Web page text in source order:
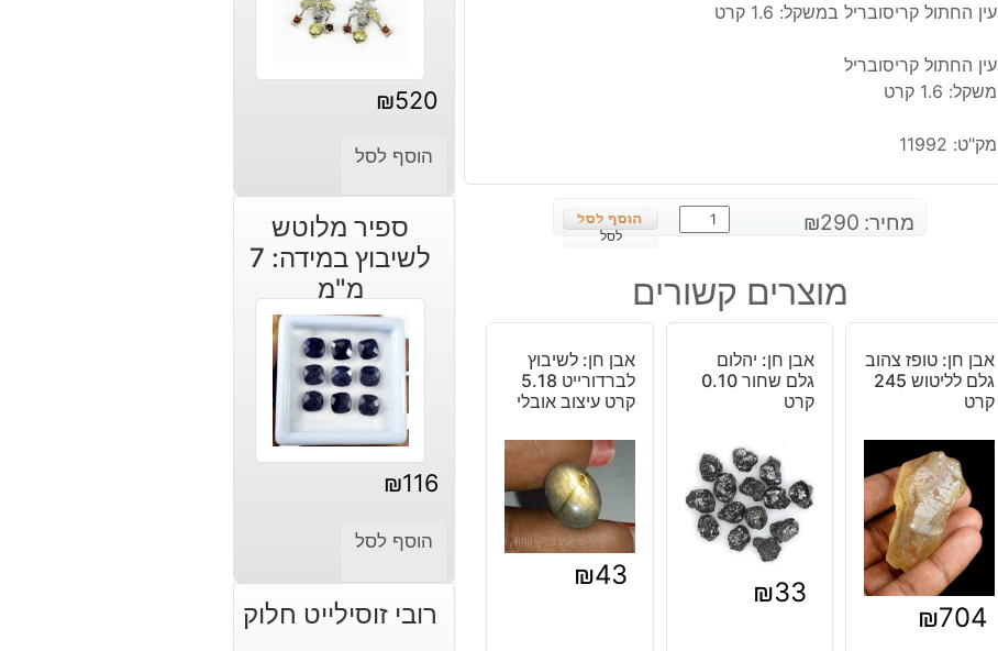
עין החתול קריסובריל במשקל: 1.6 קרט
עין החתול קריסובריל
משקל: 1.6 קרט
מק"ט: 11992
מחיר: ₪290
כמות
של
החתול
קריסובריל
1.6
לסל
מוצרים קשורים
אבן חן: טופז צהוב
גלם לליטוש 245
קרט
₪704
אבן חן: יהלום
גלם שחור 0.10
קרט
₪33
אבן חן: לשיבוץ
לברדורייט 5.18
קרט עיצוב אובלי
₪43
₪520
הוסף לסל
ספיר מלוטש
לשיבוץ במידה: 7
מ"מ
₪116
הוסף לסל
רובי זוסילייט חלוק